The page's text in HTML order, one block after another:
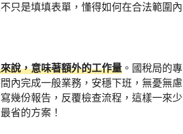
只是填填表單，懂得如何在合法範圍內
說，意味著額外的工作量 。國稅局的專
內完成一般業務，安穩下班，無憂無慮
幾份報告，反覆檢查流程，這樣一來少
省的方案！